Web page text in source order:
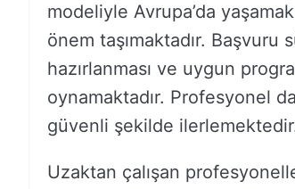
modeliyle Avrupa’da
önem taşımaktadır.
hazırlanması ve uygun
oynamaktadır. Profesyonel
güvenli şekilde
Uzaktan çalışan